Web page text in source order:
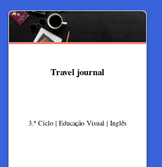
Travel journal
3.º Ciclo | Educação Visual | Inglês